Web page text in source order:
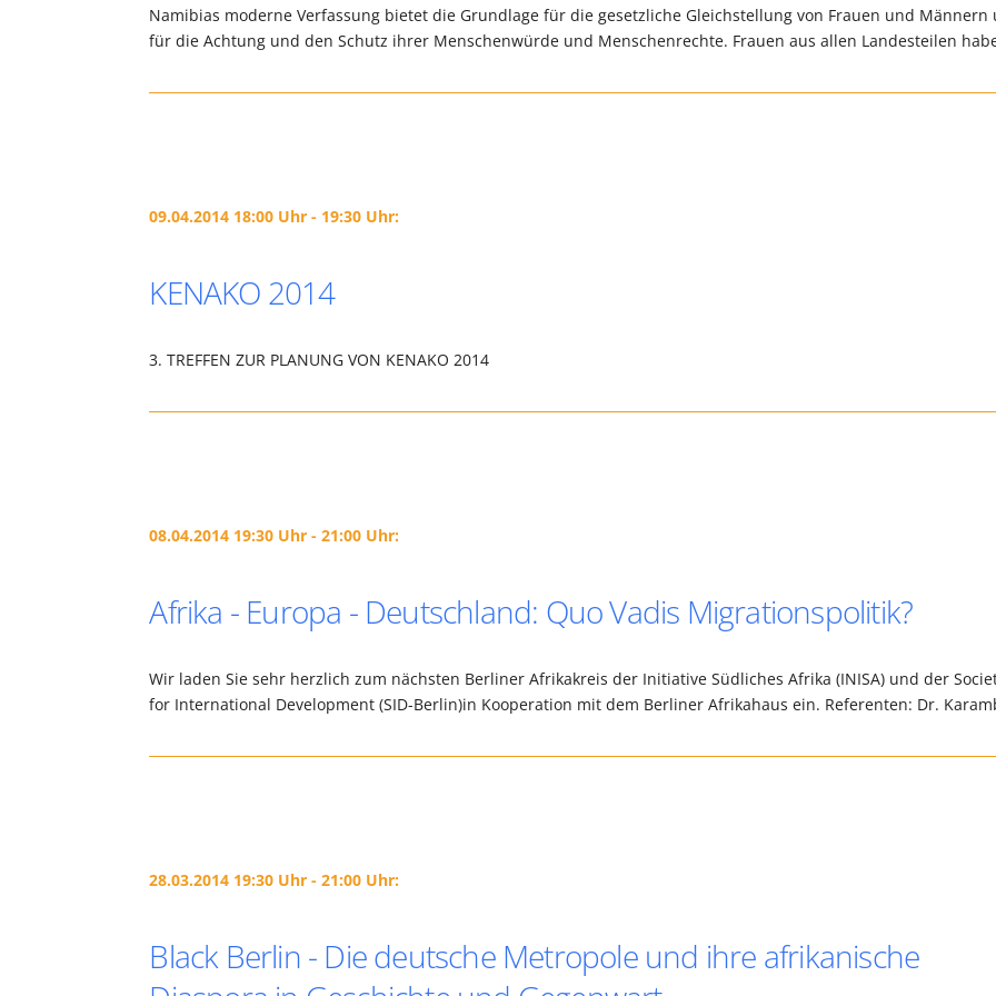
Namibias moderne Verfassung bietet die Grundlage für die gesetzliche Gleichstellung von Frauen und Männern
für die Achtung und den Schutz ihrer Menschenwürde und Menschenrechte. Frauen aus allen Landesteilen
09.04.2014 18:00 Uhr - 19:30 Uhr:
KENAKO 2014
3. TREFFEN ZUR PLANUNG VON KENAKO 2014
08.04.2014 19:30 Uhr - 21:00 Uhr:
Afrika - Europa - Deutschland: Quo Vadis Migrationspolitik?
Wir laden Sie sehr herzlich zum nächsten Berliner Afrikakreis der Initiative Südliches Afrika (INISA) und der
for International Development (SID-Berlin)in Kooperation mit dem Berliner Afrikahaus ein. Referenten: Dr.
28.03.2014 19:30 Uhr - 21:00 Uhr:
Black Berlin - Die deutsche Metropole und ihre afrikanische